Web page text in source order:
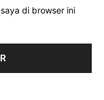
di browser ini